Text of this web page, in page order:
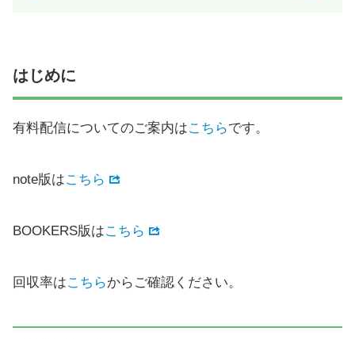
はじめに
有料配信についてのご案内はこちらです。
note版はこちら
BOOKERS版はこちら
回収率はこちらからご確認ください。